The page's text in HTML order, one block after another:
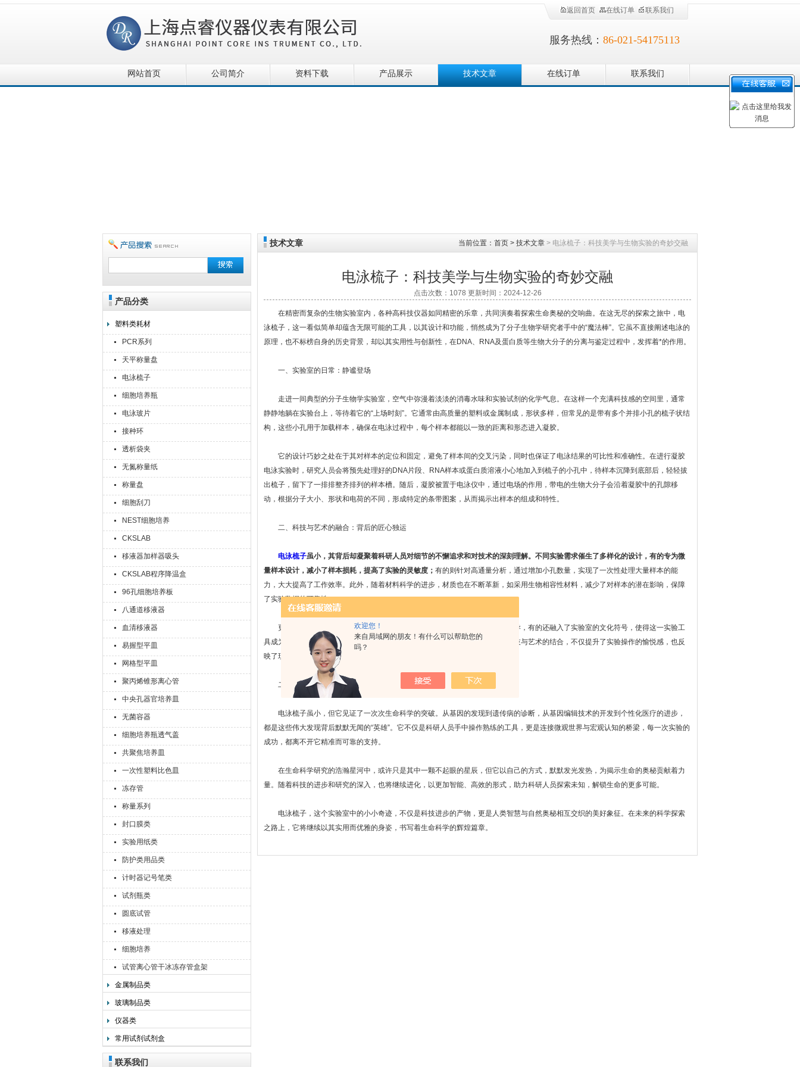
欢迎您！
来自局域网的朋友！有什么可以帮助您的
吗？
上海点睿仪器仪表有限公司
返回首页 在线订单 联系我们
服务热线： 86-021-54175113
网站首页 公司简介 资料下载 产品展示 技术文章 在线订单 联系我们
产品分类
塑料类耗材
PCR系列
天平称量盘
电泳梳子
细胞培养瓶
电泳玻片
接种环
透析袋夹
无氮称量纸
称量盘
细胞刮刀
NEST细胞培养
CKSLAB
移液器加样器吸头
CKSLAB程序降温盒
96孔细胞培养板
八通道移液器
血清移液器
易握型平皿
网格型平皿
聚丙烯锥形离心管
中央孔器官培养皿
无菌容器
细胞培养瓶透气盖
共聚焦培养皿
一次性塑料比色皿
冻存管
称量系列
封口膜类
实验用纸类
防护类用品类
计时器记号笔类
试剂瓶类
圆底试管
移液处理
细胞培养
试管离心管干冰冻存管盒架
金属制品类
玻璃制品类
仪器类
常用试剂试剂盒
联系我们
技术文章 当前位置： 首页 > 技术文章 > 电泳梳子：科技美学与生物实验的奇妙交融
电泳梳子：科技美学与生物实验的奇妙交融
点击次数：1078 更新时间：2024-12-26
在精密而复杂的生物实验室内，各种高科技仪器如同精密的乐章，共同演奏着探索生命奥秘的交响曲。在这无尽的探索之旅中，电
泳梳子，这一看似简单却蕴含无限可能的工具，以其设计和功能，悄然成为了分子生物学研究者手中的“魔法棒”。它虽不直接阐述电泳的
原理，也不标榜自身的历史背景，却以其实用性与创新性，在DNA、RNA及蛋白质等生物大分子的分离与鉴定过程中，发挥着*的作用。
一、实验室的日常：静谧登场
走进一间典型的分子生物学实验室，空气中弥漫着淡淡的消毒水味和实验试剂的化学气息。在这样一个充满科技感的空间里，通常
静静地躺在实验台上，等待着它的“上场时刻”。它通常由高质量的塑料或金属制成，形状多样，但常见的是带有多个并排小孔的梳子状结
构，这些小孔用于加载样本，确保在电泳过程中，每个样本都能以一致的距离和形态进入凝胶。
它的设计巧妙之处在于其对样本的定位和固定，避免了样本间的交叉污染，同时也保证了电泳结果的可比性和准确性。在进行凝胶
电泳实验时，研究人员会将预先处理好的DNA片段、RNA样本或蛋白质溶液小心地加入到梳子的小孔中，待样本沉降到底部后，轻轻拔
出梳子，留下了一排排整齐排列的样本槽。随后，凝胶被置于电泳仪中，通过电场的作用，带电的生物大分子会沿着凝胶中的孔隙移
动，根据分子大小、形状和电荷的不同，形成特定的条带图案，从而揭示出样本的组成和特性。
二、科技与艺术的融合：背后的匠心独运
电泳梳子虽小，其背后却凝聚着科研人员对细节的不懈追求和对技术的深刻理解。不同实验需求催生了多样化的设计，有的专为微
量样本设计，减小了样本损耗，提高了实验的灵敏度； 有的则针对高通量分析，通过增加小孔数量，实现了一次性处理大量样本的能
力，大大提高了工作效率。此外，随着材料科学的进步，材质也在不断革新，如采用生物相容性材料，减少了对样本的潜在影响，保障
了实验数据的可靠性。
更为引人注目的是，在设计上也开始融入美学元素，不仅颜色多样，形态各异，有的还融入了实验室的文化符号，使得这一实验工
具成为连接科研人员情感的桥梁，也为枯燥的实验过程增添了一抹亮色。这种科技与艺术的结合，不仅提升了实验操作的愉悦感，也反
映了现代科学研究中人文精神的回归。
二、生命奥秘探索的微观见证者
电泳梳子虽小，但它见证了一次次生命科学的突破。从基因的发现到遗传病的诊断，从基因编辑技术的开发到个性化医疗的进步，
都是这些伟大发现背后默默无闻的“英雄”。它不仅是科研人员手中操作熟练的工具，更是连接微观世界与宏观认知的桥梁，每一次实验的
成功，都离不开它精准而可靠的支持。
在生命科学研究的浩瀚星河中，或许只是其中一颗不起眼的星辰，但它以自己的方式，默默发光发热，为揭示生命的奥秘贡献着力
量。随着科技的进步和研究的深入，也将继续进化，以更加智能、高效的形式，助力科研人员探索未知，解锁生命的更多可能。
电泳梳子，这个实验室中的小小奇迹，不仅是科技进步的产物，更是人类智慧与自然奥秘相互交织的美好象征。在未来的科学探索
之路上，它将继续以其实用而优雅的身姿，书写着生命科学的辉煌篇章。